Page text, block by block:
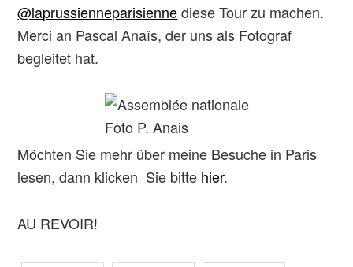
@laprussienneparisiennediese Tour zu machen.
Merci an Pascal Anaïs, der uns als Fotograf
begleitet hat.
Foto P. Anais
Möchten Sie mehr über meine Besuche in Paris
lesen, dann klicken Sie bitte hier.
AU REVOIR!